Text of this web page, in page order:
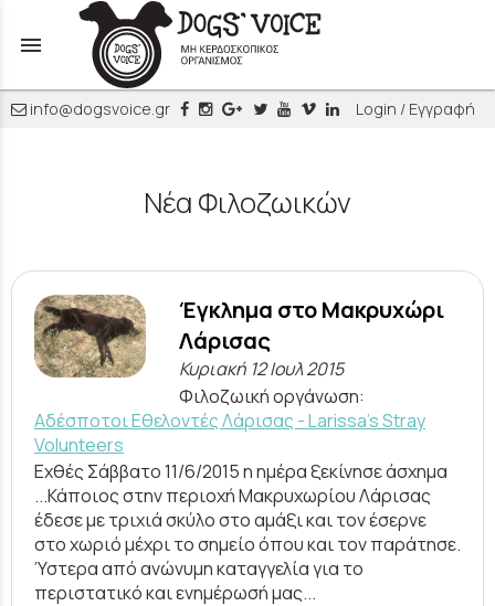
menu
info@dogsvoice.gr Login / Εγγραφή
Νέα Φιλοζωικών
Έγκλημα στο Μακρυχώρι
Λάρισας
Κυριακή 12 Ιουλ 2015
Φιλοζωική οργάνωση:
Αδέσποτοι Εθελοντές Λάρισας - Larissa's Stray
Volunteers
Εχθές Σάββατο 11/6/2015 η ημέρα ξεκίνησε άσχημα
...Κάποιος στην περιοχή Μακρυχωρίου Λάρισας
έδεσε με τριχιά σκύλο στο αμάξι και τον έσερνε
στο χωριό μέχρι το σημείο όπου και τον παράτησε.
Ύστερα από ανώνυμη καταγγελία για το
περιστατικό και ενημέρωσή μας...